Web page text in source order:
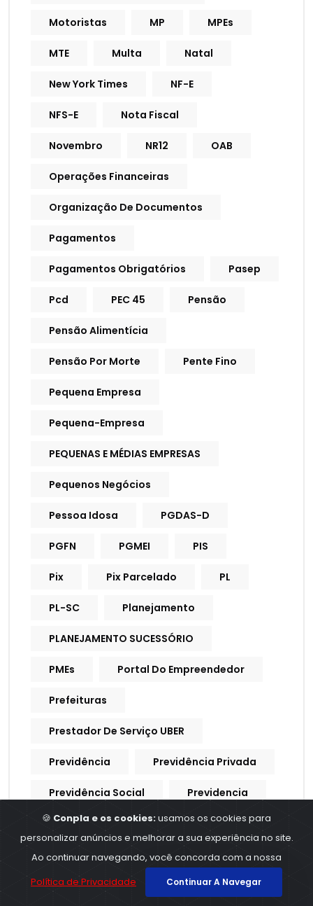
Motoristas MP MPEs
MTE Multa Natal
New York Times NF-E
NFS-E Nota Fiscal
Novembro NR12 OAB
Operações Financeiras
Organização De Documentos
Pagamentos
Pagamentos Obrigatórios Pasep
Pcd PEC 45 Pensão
Pensão Alimentícia
Pensão Por Morte Pente Fino
Pequena Empresa
Pequena-Empresa
PEQUENAS E MÉDIAS EMPRESAS
Pequenos Negócios
Pessoa Idosa PGDAS-D
PGFN PGMEI PIS
Pix Pix Parcelado PL
PL-SC Planejamento
PLANEJAMENTO SUCESSÓRIO
PMEs Portal Do Empreendedor
Prefeituras
Prestador De Serviço UBER
Previdência Previdência Privada
Previdência Social Previdencia
Previdencia Social
Processo Trabalhista
Procuração Digital
🍪 Conpla e os cookies:usamos os cookies para
personalizar anúncios e melhorar a sua experiência no site.
Ao continuar navegando, você concorda com a nossa
Política de Privacidade
Continuar A Navegar